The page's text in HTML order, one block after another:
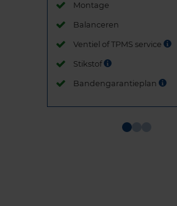
Montage
Balanceren
Ventiel of TPMS service
Stikstof
Bandengarantieplan